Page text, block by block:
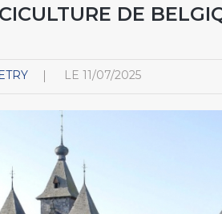
DE
LE 11/07/2025